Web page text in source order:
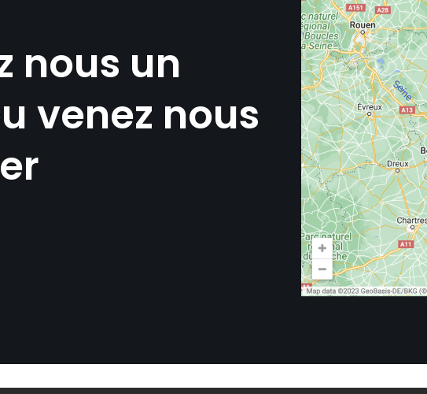
nous un
venez nous